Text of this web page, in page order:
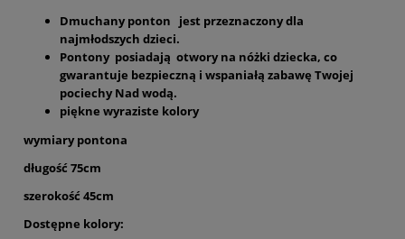
Dmuchany ponton jest przeznaczony dla
najmłodszych dzieci.
Pontony posiadają otwory na nóżki dziecka, co
gwarantuje bezpieczną i wspaniałą zabawę Twojej
pociechy Nad wodą.
piękne wyraziste kolory
wymiary pontona
długość 75cm
szerokość 45cm
Dostępne kolory: